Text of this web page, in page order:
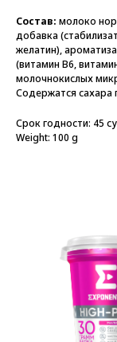
Состав: молоко
добавка
желатин),
(витамин B6,
молочнокислых
Содержатся сахара
Срок годности: 45
Weight: 100 g